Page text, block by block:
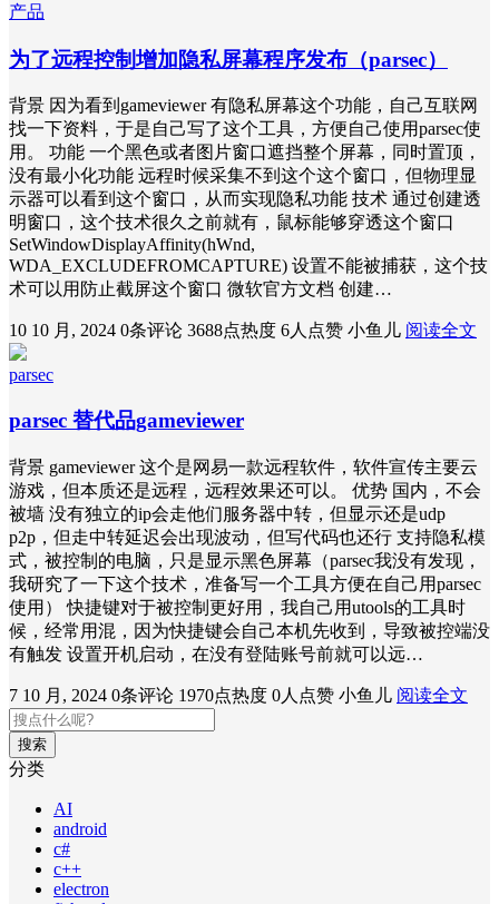
产品
为了远程控制增加隐私屏幕程序发布（parsec）
背景 因为看到gameviewer 有隐私屏幕这个功能，自己互联网
找一下资料，于是自己写了这个工具，方便自己使用parsec使
用。 功能 一个黑色或者图片窗口遮挡整个屏幕，同时置顶，
没有最小化功能 远程时候采集不到这个这个窗口，但物理显
示器可以看到这个窗口，从而实现隐私功能 技术 通过创建透
明窗口，这个技术很久之前就有，鼠标能够穿透这个窗口
SetWindowDisplayAffinity(hWnd,
WDA_EXCLUDEFROMCAPTURE) 设置不能被捕获，这个技
术可以用防止截屏这个窗口 微软官方文档 创建…
10 10 月, 2024 0条评论 3688点热度 6人点赞 小鱼儿 阅读全文
parsec
parsec 替代品gameviewer
背景 gameviewer 这个是网易一款远程软件，软件宣传主要云
游戏，但本质还是远程，远程效果还可以。 优势 国内，不会
被墙 没有独立的ip会走他们服务器中转，但显示还是udp
p2p，但走中转延迟会出现波动，但写代码也还行 支持隐私模
式，被控制的电脑，只是显示黑色屏幕（parsec我没有发现，
我研究了一下这个技术，准备写一个工具方便在自己用parsec
使用） 快捷键对于被控制更好用，我自己用utools的工具时
候，经常用混，因为快捷键会自己本机先收到，导致被控端没
有触发 设置开机启动，在没有登陆账号前就可以远…
7 10 月, 2024 0条评论 1970点热度 0人点赞 小鱼儿 阅读全文
搜索
分类
AI
android
c#
c++
electron